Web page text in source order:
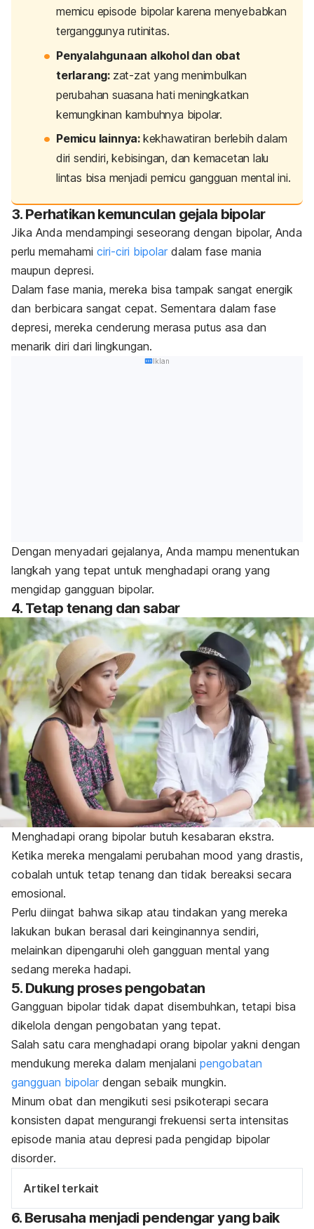
memicu episode bipolar karena menyebabkan
terganggunya rutinitas.
Penyalahgunaan alkohol dan obat
terlarang: zat-zat yang menimbulkan
perubahan suasana hati meningkatkan
kemungkinan kambuhnya bipolar.
Pemicu lainnya: kekhawatiran berlebih dalam
diri sendiri, kebisingan, dan kemacetan lalu
lintas bisa menjadi pemicu gangguan mental ini.
3. Perhatikan kemunculan gejala bipolar
Jika Anda mendampingi seseorang dengan bipolar, Anda
perlu memahami ciri-ciri bipolar dalam fase mania
maupun depresi.
Dalam fase mania, mereka bisa tampak sangat energik
dan berbicara sangat cepat. Sementara dalam fase
depresi, mereka cenderung merasa putus asa dan
menarik diri dari lingkungan.
Iklan
Dengan menyadari gejalanya, Anda mampu menentukan
langkah yang tepat untuk menghadapi orang yang
mengidap gangguan bipolar.
4. Tetap tenang dan sabar
Menghadapi orang bipolar butuh kesabaran ekstra.
Ketika mereka mengalami perubahan mood yang drastis,
cobalah untuk tetap tenang dan tidak bereaksi secara
emosional.
Perlu diingat bahwa sikap atau tindakan yang mereka
lakukan bukan berasal dari keinginannya sendiri,
melainkan dipengaruhi oleh gangguan mental yang
sedang mereka hadapi.
5. Dukung proses pengobatan
Gangguan bipolar tidak dapat disembuhkan, tetapi bisa
dikelola dengan pengobatan yang tepat.
Salah satu cara menghadapi orang bipolar yakni dengan
mendukung mereka dalam menjalani pengobatan
gangguan bipolar dengan sebaik mungkin.
Minum obat dan mengikuti sesi psikoterapi secara
konsisten dapat mengurangi frekuensi serta intensitas
episode mania atau depresi pada pengidap bipolar
disorder.
Artikel terkait
6. Berusaha menjadi pendengar yang baik